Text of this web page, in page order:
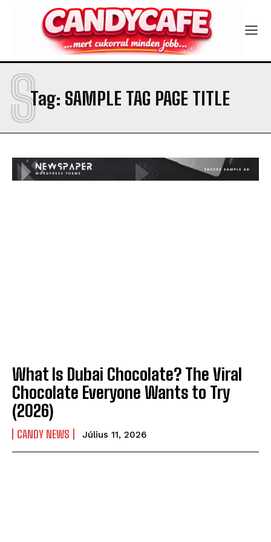
Tag: SAMPLE TAG PAGE TITLE
S
What Is Dubai Chocolate? The Viral
Chocolate Everyone Wants to Try
(2026)
CANDY NEWS Július 11, 2026